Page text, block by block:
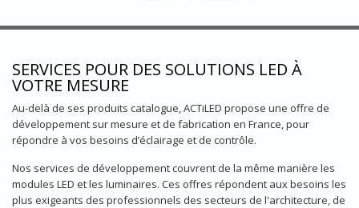
SERVICES POUR DES SOLUTIONS LED À
VOTRE MESURE
Au-delà de ses produits catalogue, ACTiLED propose une offre de
développement sur mesure et de fabrication en France, pour
répondre à vos besoins d’éclairage et de contrôle.
Nos services de développement couvrent de la même manière les
modules LED et les luminaires. Ces offres répondent aux besoins les
plus exigeants des professionnels des secteurs de l'architecture, de